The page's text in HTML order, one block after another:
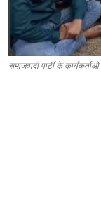
समाजवादी पार्टी के